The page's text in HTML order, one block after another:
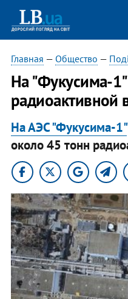
Главная — Общество —
​На "Фукусима-
радиоактивной
На АЭС "Фукусима-1"
около 45 тонн